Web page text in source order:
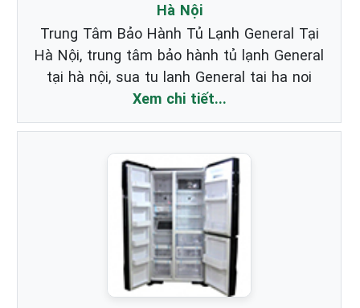
Hà Nội
Trung Tâm Bảo Hành Tủ Lạnh General Tại
Hà Nội, trung tâm bảo hành tủ lạnh General
tại hà nội, sua tu lanh General tai ha noi
Xem chi tiết...